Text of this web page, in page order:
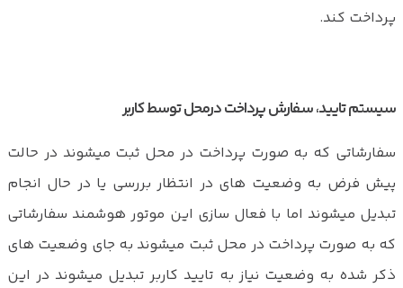
پرداخت کند.
سیستم تایید، سفارش پرداخت درمحل توسط کاربر
سفارشاتی که به صورت پرداخت در محل ثبت میشوند در حالت
پیش فرض به وضعیت های در انتظار بررسی یا در حال انجام
تبدیل میشوند اما با فعال سازی این موتور هوشمند سفارشاتی
که به صورت پرداخت در محل ثبت میشوند به جای وضعیت های
ذکر شده به وضعیت نیاز به تایید کاربر تبدیل میشوند در این